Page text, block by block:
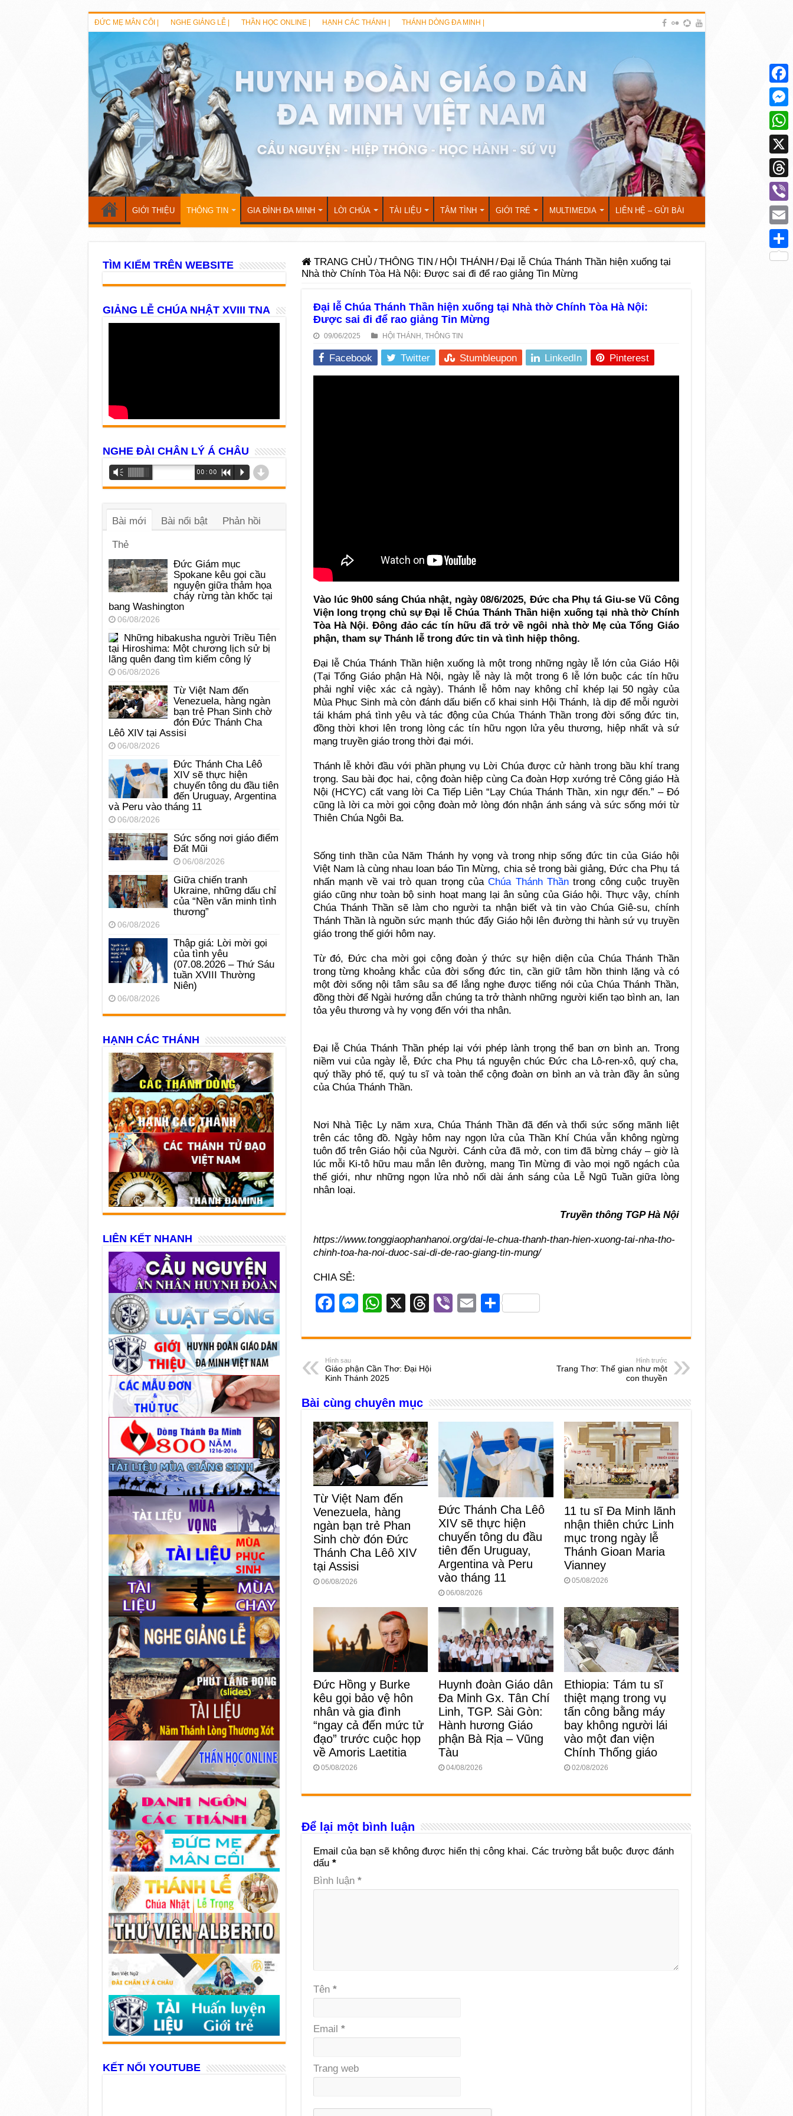
ĐỨC MẸ MÂN CÔI | NGHE GIẢNG LỄ | THẦN HỌC ONLINE | HẠNH CÁC THÁNH | THÁNH DÒNG ĐA MINH |
GIỚI THIỆU THÔNG TIN GIA ĐÌNH ĐA MINH LỜI CHÚA TÀI LIỆU TÂM TÌNH GIỚI TRẺ MULTIMEDIA LIÊN HỆ – GỬI BÀI
TRANG CHỦ /THÔNG TIN / HỘI THÁNH /Đại lễ Chúa Thánh Thần hiện xuống tại
Nhà thờ Chính Tòa Hà Nội: Được sai đi để rao giảng Tin Mừng
Đại lễ Chúa Thánh Thần hiện xuống tại Nhà thờ Chính Tòa Hà Nội:
Được sai đi để rao giảng Tin Mừng
09/06/2025 HỘI THÁNH , THÔNG TIN
Facebook Twitter Stumbleupon LinkedIn Pinterest
Vào lúc 9h00 sáng Chúa nhật, ngày 08/6/2025, Đức cha Phụ tá Giu-se Vũ Công
Viện long trọng chủ sự Đại lễ Chúa Thánh Thần hiện xuống tại nhà thờ Chính
Tòa Hà Nội. Đông đảo các tín hữu đã trở về ngôi nhà thờ Mẹ của Tổng Giáo
phận, tham sự Thánh lễ trong đức tin và tình hiệp thông.
Đại lễ Chúa Thánh Thần hiện xuống là một trong những ngày lễ lớn của Giáo Hội
(Tại Tổng Giáo phận Hà Nội, ngày lễ này là một trong 6 lễ lớn buộc các tín hữu
phải nghỉ việc xác cả ngày). Thánh lễ hôm nay không chỉ khép lại 50 ngày của
Mùa Phục Sinh mà còn đánh dấu biến cố khai sinh Hội Thánh, là dịp để mỗi người
tái khám phá tình yêu và tác động của Chúa Thánh Thần trong đời sống đức tin,
đồng thời khơi lên trong lòng các tín hữu ngọn lửa yêu thương, hiệp nhất và sứ
mạng truyền giáo trong thời đại mới.
Thánh lễ khởi đầu với phần phụng vụ Lời Chúa được cử hành trong bầu khí trang
trọng. Sau bài đọc hai, cộng đoàn hiệp cùng Ca đoàn Hợp xướng trẻ Công giáo Hà
Nội (HCYC) cất vang lời Ca Tiếp Liên “Lạy Chúa Thánh Thần, xin ngự đến.” – Đó
cũng là lời ca mời gọi cộng đoàn mở lòng đón nhận ánh sáng và sức sống mới từ
Thiên Chúa Ngôi Ba.
Sống tinh thần của Năm Thánh hy vọng và trong nhịp sống đức tin của Giáo hội
Việt Nam là cùng nhau loan báo Tin Mừng, chia sẻ trong bài giảng, Đức cha Phụ tá
nhấn mạnh về vai trò quan trọng củaChúa Thánh Thần trong công cuộc truyền
giáo cũng như toàn bộ sinh hoạt mang lại ân sủng của Giáo hội. Thực vậy, chính
Chúa Thánh Thần sẽ làm cho người ta nhận biết và tin vào Chúa Giê-su, chính
Thánh Thần là nguồn sức mạnh thúc đẩy Giáo hội lên đường thi hành sứ vụ truyền
giáo trong thế giới hôm nay.
Từ đó, Đức cha mời gọi cộng đoàn ý thức sự hiện diện của Chúa Thánh Thần
trong từng khoảng khắc của đời sống đức tin, cần giữ tâm hồn thinh lặng và có
một đời sống nội tâm sâu sa để lắng nghe được tiếng nói của Chúa Thánh Thần,
đồng thời để Ngài hướng dẫn chúng ta trở thành những người kiến tạo bình an, lan
tỏa yêu thương và hy vọng đến với tha nhân.
Đại lễ Chúa Thánh Thần phép lại với phép lành trọng thể ban ơn bình an. Trong
niềm vui của ngày lễ, Đức cha Phụ tá nguyện chúc Đức cha Lô-ren-xô, quý cha,
quý thầy phó tế, quý tu sĩ và toàn thể cộng đoàn ơn bình an và tràn đầy ân sủng
của Chúa Thánh Thần.
Nơi Nhà Tiệc Ly năm xưa, Chúa Thánh Thần đã đến và thổi sức sống mãnh liệt
trên các tông đồ. Ngày hôm nay ngọn lửa của Thần Khí Chúa vẫn không ngừng
tuôn đổ trên Giáo hội của Người. Cánh cửa đã mở, con tim đã bừng cháy – giờ là
lúc mỗi Ki-tô hữu mau mắn lên đường, mang Tin Mừng đi vào mọi ngõ ngách của
thế giới, như những ngọn lửa nhỏ nối dài ánh sáng của Lễ Ngũ Tuần giữa lòng
nhân loại.
Truyền thông TGP Hà Nội
https://www.tonggiaophanhanoi.org/dai-le-chua-thanh-than-hien-xuong-tai-nha-tho-
chinh-toa-ha-noi-duoc-sai-di-de-rao-giang-tin-mung/
CHIA SẺ:
F
c
e
b
o
o
k
M
ss
n
g
er
W
at
A
p
p
X
T
e
d
s
Vi
er
E
ail
S
ar
Hình sau
Giáo phận Cần Thơ: Đại Hội
Kinh Thánh 2025
Hình trước
Trang Thơ: Thế gian như một
con thuyền
Bài cùng chuyên mục
Từ Việt Nam đến
Venezuela, hàng
ngàn bạn trẻ Phan
Sinh chờ đón Đức
Thánh Cha Lêô XIV
tại Assisi
06/08/2026
Đức Thánh Cha Lêô
XIV sẽ thực hiện
chuyến tông du đầu
tiên đến Uruguay,
Argentina và Peru
vào tháng 11
06/08/2026
11 tu sĩ Đa Minh lãnh
nhận thiên chức Linh
mục trong ngày lễ
Thánh Gioan Maria
Vianney
05/08/2026
Đức Hồng y Burke
kêu gọi bảo vệ hôn
nhân và gia đình
“ngay cả đến mức tử
đạo” trước cuộc họp
về Amoris Laetitia
05/08/2026
Huynh đoàn Giáo dân
Đa Minh Gx. Tân Chí
Linh, TGP. Sài Gòn:
Hành hương Giáo
phận Bà Rịa – Vũng
Tàu
04/08/2026
Ethiopia: Tám tu sĩ
thiệt mạng trong vụ
tấn công bằng máy
bay không người lái
vào một đan viện
Chính Thống giáo
02/08/2026
Để lại một bình luận
Email của bạn sẽ không được hiển thị công khai. Các trường bắt buộc được đánh
dấu *
Bình luận *
Tên *
Email *
Trang web
TÌM KIẾM TRÊN WEBSITE
GIẢNG LỄ CHÚA NHẬT XVIII TNA
NGHE ĐÀI CHÂN LÝ Á CHÂU
Trình
phát
âm
Vm 00:00 R P d
Bài mới Bài nổi bật Phản hồi
Thẻ
Đức Giám mục
Spokane kêu gọi cầu
nguyện giữa thảm họa
cháy rừng tàn khốc tại
bang Washington
06/08/2026
Những hibakusha người Triều Tiên
tại Hiroshima: Một chương lịch sử bị
lãng quên đang tìm kiếm công lý
06/08/2026
Từ Việt Nam đến
Venezuela, hàng ngàn
bạn trẻ Phan Sinh chờ
đón Đức Thánh Cha
Lêô XIV tại Assisi
06/08/2026
Đức Thánh Cha Lêô
XIV sẽ thực hiện
chuyến tông du đầu tiên
đến Uruguay, Argentina
và Peru vào tháng 11
06/08/2026
Sức sống nơi giáo điểm
Đất Mũi
06/08/2026
Giữa chiến tranh
Ukraine, những dấu chỉ
của “Nền văn minh tình
thương”
06/08/2026
Thập giá: Lời mời gọi
của tình yêu
(07.08.2026 – Thứ Sáu
tuần XVIII Thường
Niên)
06/08/2026
HẠNH CÁC THÁNH
LIÊN KẾT NHANH
KẾT NỐI YOUTUBE
X
Viber